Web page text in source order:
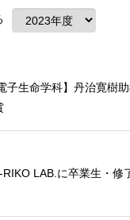
子生命学科】丹治寛樹
LAB.に卒業生・修